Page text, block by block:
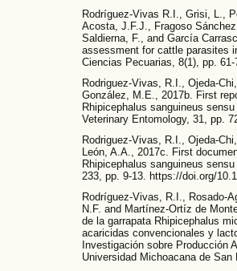
Rodríguez-Vivas R.I., Grisi, L.,
Acosta, J.F.J., Fragoso
Saldierna, F., and García
assessment for cattle parasites
Ciencias Pecuarias, 8(1), pp.
Rodriguez-Vivas, R.I., Ojeda-
González, M.E., 2017b. First
Rhipicephalus sanguineus
Veterinary Entomology, 31, pp.
Rodriguez-Vivas, R.I., Ojeda-
León, A.A., 2017c. First
Rhipicephalus sanguineus
233, pp. 9-13. https://doi.org/
Rodríguez-Vivas, R.I., Rosado-
N.F. and Martínez-Ortíz de
de la garrapata Rhipicephalus
acaricidas convencionales y
Investigación sobre Producción
Universidad Michoacana de